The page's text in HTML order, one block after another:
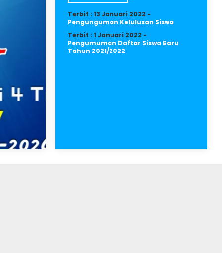
Terbit : 13 Januari 2022 -
Pengunguman Kelulusan Siswa
Terbit : 1 Januari 2022 -
Pengumuman Daftar Siswa Baru
Tahun 2021/2022